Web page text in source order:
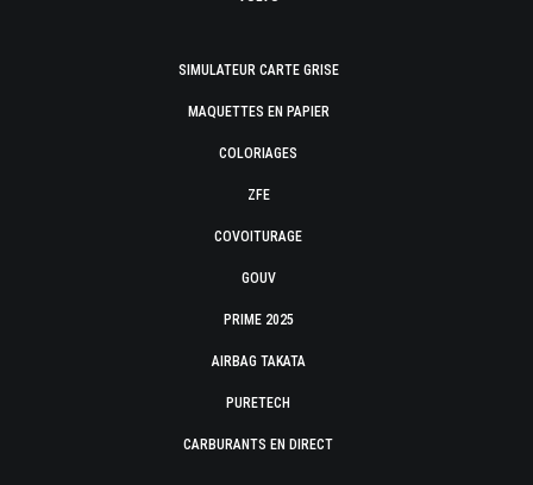
SIMULATEUR CARTE GRISE
MAQUETTES EN PAPIER
COLORIAGES
ZFE
COVOITURAGE
GOUV
PRIME 2025
AIRBAG TAKATA
PURETECH
CARBURANTS EN DIRECT